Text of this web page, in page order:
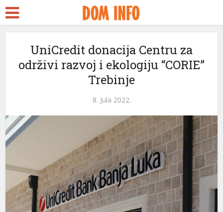
UniCredit donacija Centru za
održivi razvoj i ekologiju “CORIE”
Trebinje
8. Jula 2022.